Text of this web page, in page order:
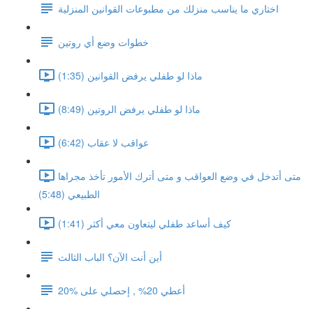
اختاري ما يناسب منزلك من مطبوعات القوانين المنزلية
خطوات وضع أي روتين
ماذا لو طفلي يرفض القوانين (1:35)
ماذا لو طفلي يرفض الروتين (8:49)
عواقب لا عقاب (6:42)
متى أتدخل في وضع العواقب و متى أترك الأمور تأخذ مجراها
الطبيعي (5:48)
كيف أساعد طفلي ليتعاون معي أكثر (1:41)
أين أنت الآن؟ الباب الثالث
أعطي 20% , إحصلي على %20